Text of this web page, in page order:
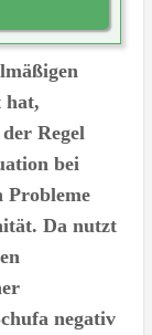
hat,
Regel
bei
Probleme
Da nutzt
negativ